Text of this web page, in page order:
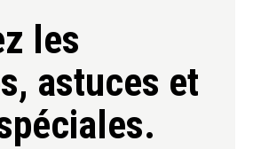
les
astuces et